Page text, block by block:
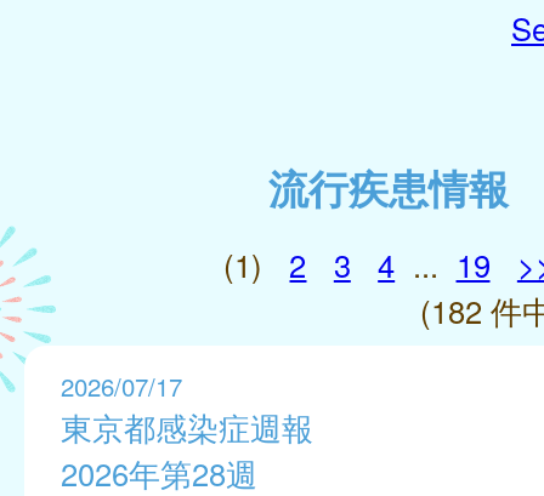
流行疾患情報
(1) 2 3 4 ... 19
(182 件
2026/07/17
東京都感染症週報
2026年第28週